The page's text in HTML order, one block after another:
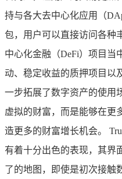
持与各大去中心化应用（
包，用户可以直接访问各种
中心化金融（DeFi）项目当
动、稳定收益的质押项目以
一步拓展了数字资产的使用
虚拟的财富，而是能够在更
造更多的财富增长机会。
有着十分出色的表现，其界
了的地图，即使是初次接触